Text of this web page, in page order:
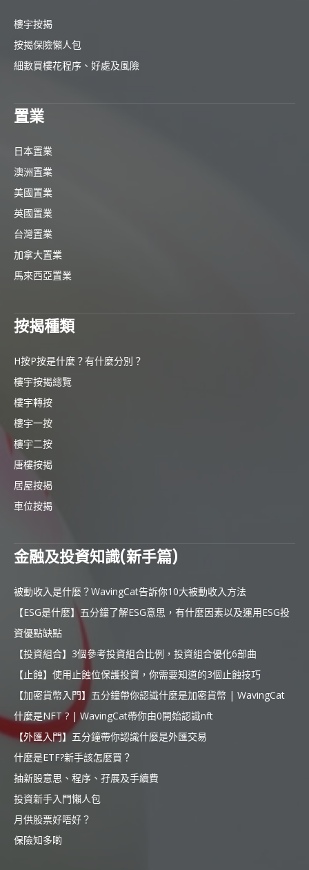
樓宇按揭
按揭保險懶人包
細數買樓花程序、好處及風險
置業
日本置業
澳洲置業
美國置業
英國置業
台灣置業
加拿大置業
馬來西亞置業
按揭種類
H按P按是什麼？有什麼分別？
樓宇按揭總覽
樓宇轉按
樓宇一按
樓宇二按
唐樓按揭
居屋按揭
車位按揭
金融及投資知識(新手篇)
被動收入是什麼？WavingCat告訴你10大被動收入方法
【ESG是什麼】五分鐘了解ESG意思，有什麼因素以及運用ESG投
資優點缺點
【投資組合】3個參考投資組合比例，投資組合優化6部曲
【止蝕】使用止蝕位保護投資，你需要知道的3個止蝕技巧
【加密貨幣入門】五分鐘帶你認識什麼是加密貨幣 | WavingCat
什麼是NFT ? | WavingCat帶你由0開始認識nft
【外匯入門】五分鐘帶你認識什麼是外匯交易
什麼是ETF?新手該怎麼買？
抽新股意思、程序、孖展及手續費
投資新手入門懶人包
月供股票好唔好？
保險知多啲